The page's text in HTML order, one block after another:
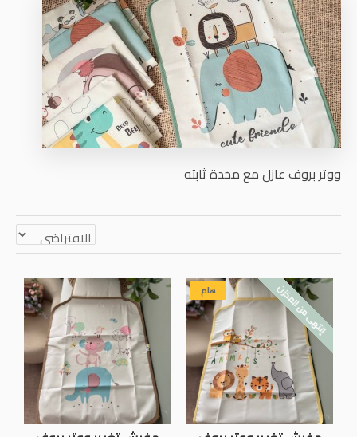
ووتر بروف عازل مع مخدة ثابته
هام إنتهى من المخزن